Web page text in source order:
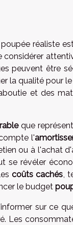
réaliste
peuvent être
la qualité pour
et des
que
l'
ou à l'achat
se révéler
coûts cachés,
le budget
sur ce
Les